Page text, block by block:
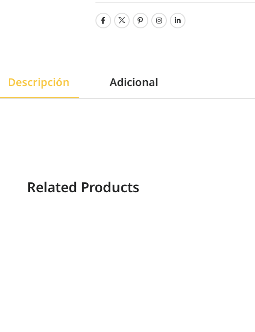
Descripción Adicional
Related Products